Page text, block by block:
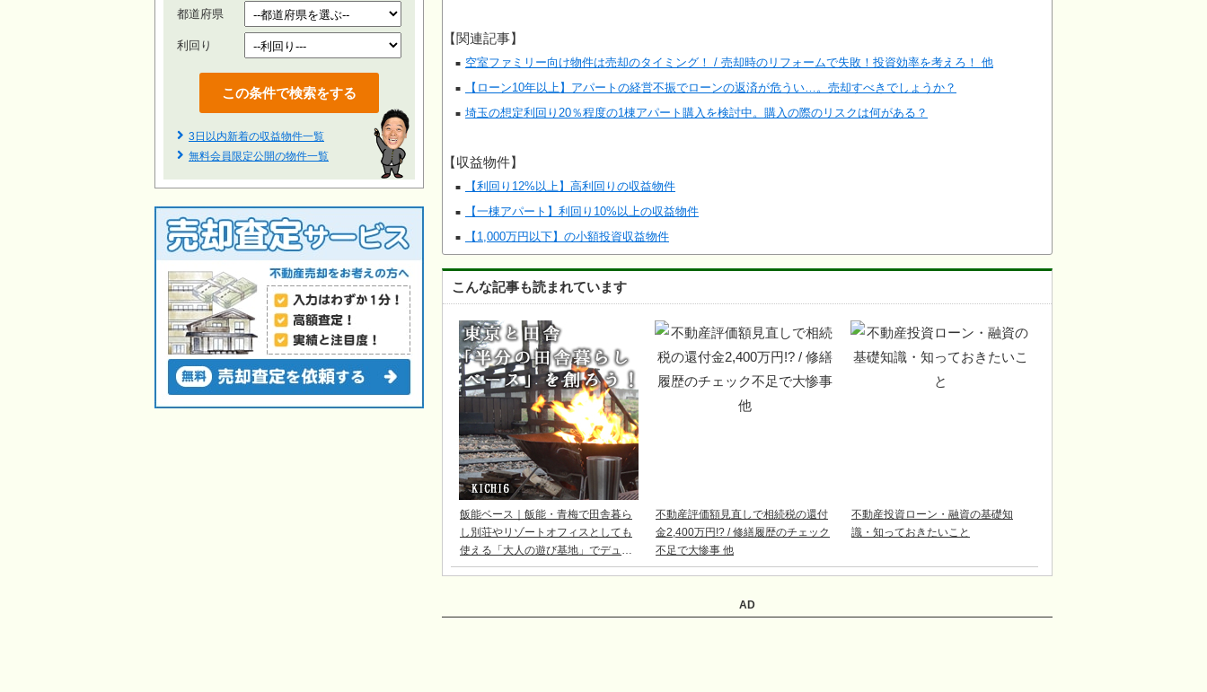
【関連記事】
空室ファミリー向け物件は売却のタイミング！ / 売却時のリフォームで失敗！投資効率を考えろ！ 他
【ローン10年以上】アパートの経営不振でローンの返済が危うい…。売却すべきでしょうか？
埼玉の想定利回り20％程度の1棟アパート購入を検討中。購入の際のリスクは何がある？
【収益物件】
【利回り12%以上】高利回りの収益物件
【一棟アパート】利回り10%以上の収益物件
【1,000万円以下】の小額投資収益物件
こんな記事も読まれています
飯能ベース｜飯能・青梅で田舎暮ら
し別荘やリゾートオフィスとしても
使える「大人の遊び基地」でデュア
ルライフ
不動産評価額見直しで相続税の還付
金2,400万円!? / 修繕履歴のチェック
不足で大惨事 他
不動産投資ローン・融資の基礎知
識・知っておきたいこと
AD
都道府県
利回り
3日以内新着の収益物件一覧
無料会員限定公開の物件一覧